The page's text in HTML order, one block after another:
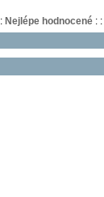
: Nejlépe hodnocené: :